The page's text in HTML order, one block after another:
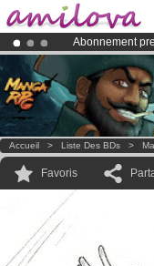
Abonnement
Déjà 134393
LeKickstarter
Accueil > Liste Des BDs >
Favoris